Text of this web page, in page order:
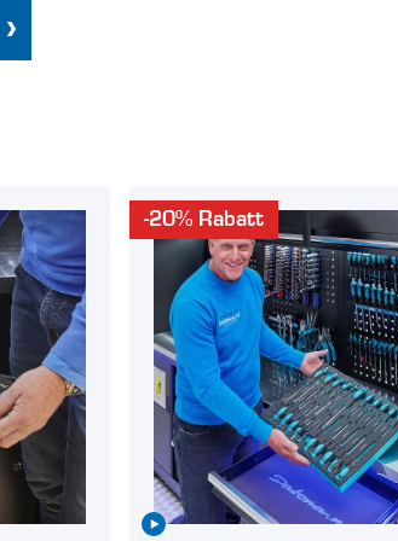
-20% Rabatt